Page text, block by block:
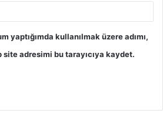
yaptığımda kullanılmak üzere adımı,
adresimi bu tarayıcıya kaydet.